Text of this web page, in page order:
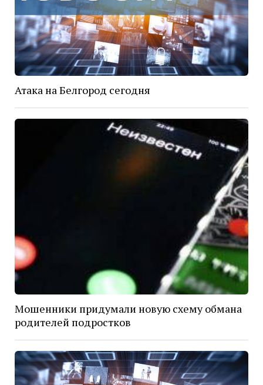
Атака на Белгород сегодня
Мошенники придумали новую схему обмана
родителей подростков